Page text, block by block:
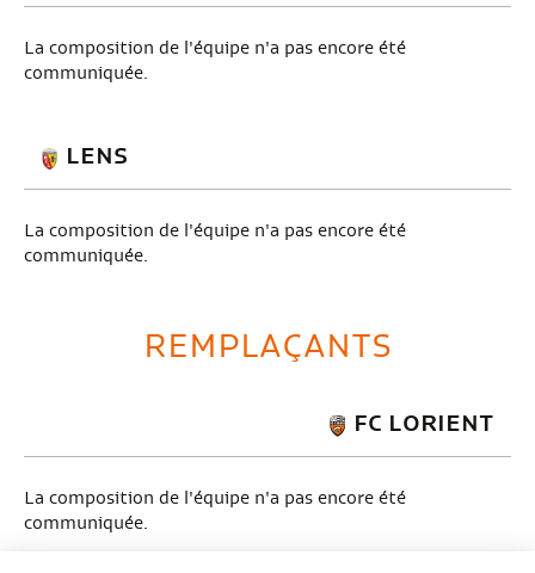
La composition de l'équipe n'a pas encore été
communiquée.
LENS
La composition de l'équipe n'a pas encore été
communiquée.
REMPLAÇANTS
FC LORIENT
La composition de l'équipe n'a pas encore été
communiquée.